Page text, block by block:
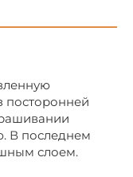
посторонней
В последнем
слоем.